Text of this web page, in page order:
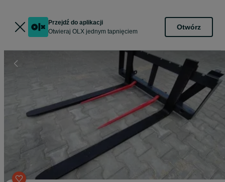
Przejdź do aplikacji
Otwieraj OLX jednym tapnięciem
Otwórz